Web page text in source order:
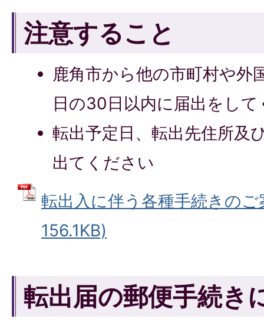
注意すること
鹿角市から他の市町村や外
日の30日以内に届出をし
転出予定日、転出先住所及
出てください
転出入に伴う各種手続きの
156.1KB)
転出届の郵便手続き